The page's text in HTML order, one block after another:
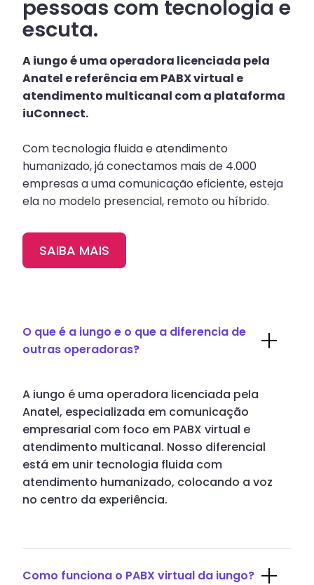
pessoas com tecnologia e
escuta.
A iungo é uma operadora licenciada pela
Anatel e referência em PABX virtual e
atendimento multicanal com a plataforma
iuConnect.
Com tecnologia fluida e atendimento
humanizado, já conectamos mais de 4.000
empresas a uma comunicação eficiente, esteja
ela no modelo presencial, remoto ou híbrido.
SAIBA MAIS
O que é a iungo e o que a diferencia de
outras operadoras?
A iungo é uma operadora licenciada pela
Anatel, especializada em comunicação
empresarial com foco em PABX virtual e
atendimento multicanal. Nosso diferencial
está em unir tecnologia fluida com
atendimento humanizado, colocando a voz
no centro da experiência.
Como funciona o PABX virtual da iungo?